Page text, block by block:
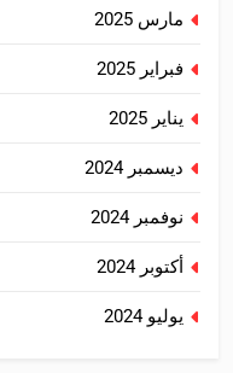
مارس 2025
فبراير 2025
يناير 2025
ديسمبر 2024
نوفمبر 2024
أكتوبر 2024
يوليو 2024